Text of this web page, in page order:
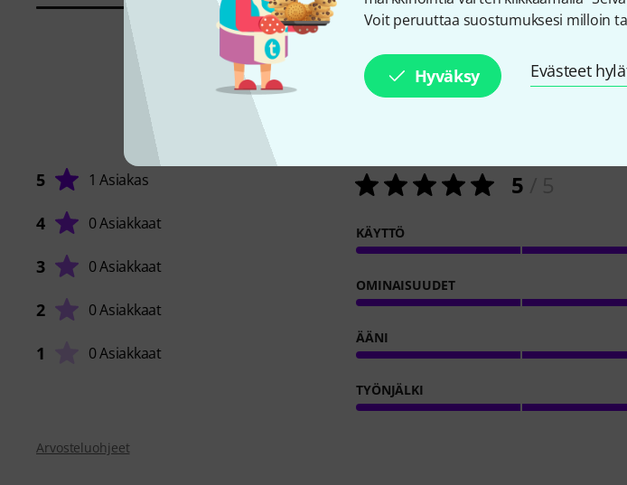
Voit peruuttaa suostumuksesi milloin
Hyväksy Evästeet
5 1 Asiakas
4 0 Asiakkaat
3 0 Asiakkaat
2 0 Asiakkaat
1 0 Asiakkaat
5
KÄYTTÖ
OMINAISUUDET
ÄÄNI
TYÖNJÄLKI
Arvosteluohjeet